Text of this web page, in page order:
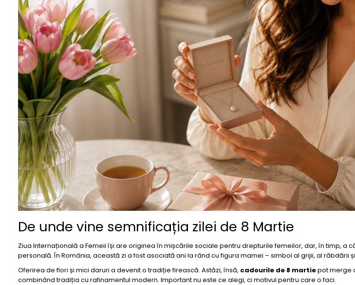
De unde vine semnificația zilei de 8 Martie
Ziua Internațională a Femeii își are originea în mișcările sociale pentru drepturile femeilor, dar, în timp, a
personală. În România, această zi a fost asociată ani la rând cu figura mamei – simbol al grijii, al răbdării
Oferirea de flori și mici daruri a devenit o tradiție firească. Astăzi, însă, cadourile de 8 martiepot merge
combinând tradiția cu rafinamentul modern. Important nu este ce alegi, ci motivul pentru care o faci.